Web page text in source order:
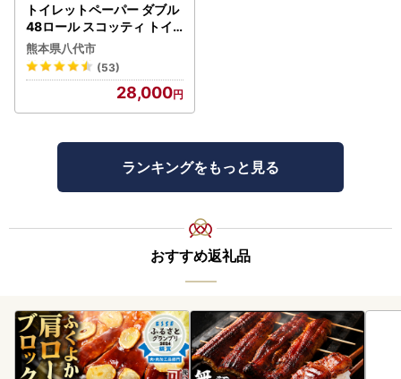
トイレットペーパー ダブル
48ロール スコッティ トイ
レット
熊本県八代市
(53)
28,000
ランキングをもっと見る
おすすめ返礼品